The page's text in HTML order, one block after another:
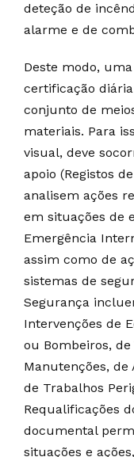
deteção de
alarme e de
Deste modo,
certificação
conjunto de
materiais. Para
visual, deve
apoio (Registos
analisem ações
em situações de
Emergência
assim como de
sistemas de
Segurança
Intervenções de
ou Bombeiros,
Manutenções, de
de Trabalhos
Requalificações
documental
situações e